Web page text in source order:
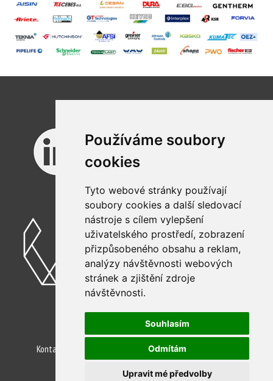
Používáme soubory
cookies
Tyto webové stránky používají
soubory cookies a další sledovací
nástroje s cílem vylepšení
uživatelského prostředí, zobrazení
přizpůsobeného obsahu a reklam,
analýzy návštěvnosti webových
stránek a zjištění zdroje
návštěvnosti.
Souhlasím
Odmítám
Upravit mé předvolby
Kontakty Ochrana osobních údajů
Nastavení cookies